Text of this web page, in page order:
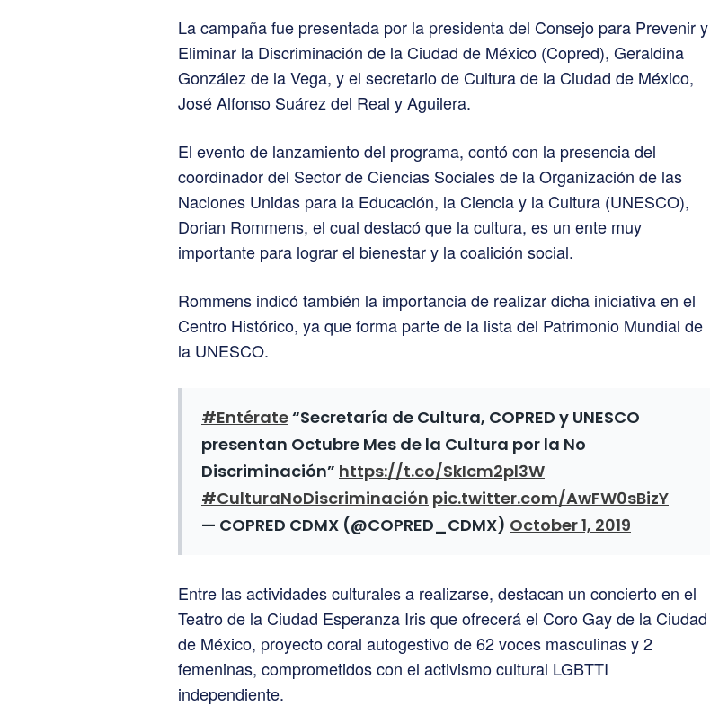
La campaña fue presentada por la presidenta del Consejo para Prevenir y
Eliminar la Discriminación de la Ciudad de México (Copred), Geraldina
González de la Vega, y el secretario de Cultura de la Ciudad de México,
José Alfonso Suárez del Real y Aguilera.
El evento de lanzamiento del programa, contó con la presencia del
coordinador del Sector de Ciencias Sociales de la Organización de las
Naciones Unidas para la Educación, la Ciencia y la Cultura (UNESCO),
Dorian Rommens, el cual destacó que la cultura, es un ente muy
importante para lograr el bienestar y la coalición social.
Rommens indicó también la importancia de realizar dicha iniciativa en el
Centro Histórico, ya que forma parte de la lista del Patrimonio Mundial de
la UNESCO.
#Entérate“Secretaría de Cultura, COPRED y UNESCO
presentan Octubre Mes de la Cultura por la No
Discriminación” https://t.co/SkIcm2pl3W
#CulturaNoDiscriminación pic.twitter.com/AwFW0sBizY
— COPRED CDMX (@COPRED_CDMX) October 1, 2019
Entre las actividades culturales a realizarse, destacan un concierto en el
Teatro de la Ciudad Esperanza Iris que ofrecerá el Coro Gay de la Ciudad
de México, proyecto coral autogestivo de 62 voces masculinas y 2
femeninas, comprometidos con el activismo cultural LGBTTI
independiente.